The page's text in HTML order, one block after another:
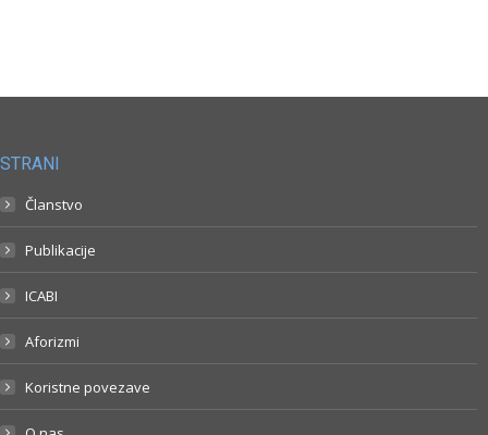
STRANI
Članstvo
Publikacije
ICABI
Aforizmi
Koristne povezave